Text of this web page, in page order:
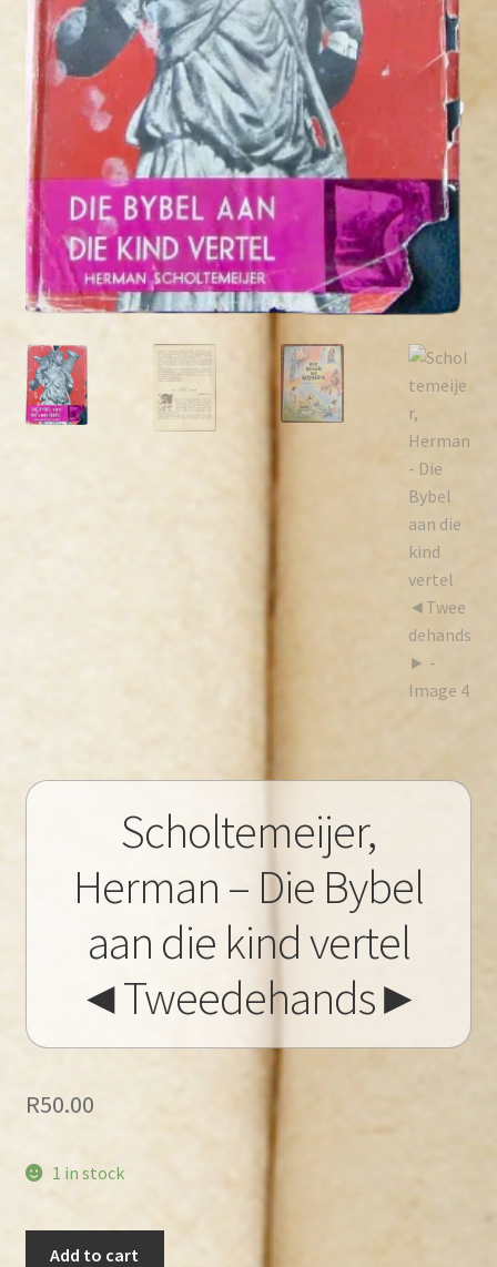
Scholtemeijer,
Herman – Die Bybel
aan die kind vertel
◄Tweedehands►
R50.00
1 in stock
Add to cart